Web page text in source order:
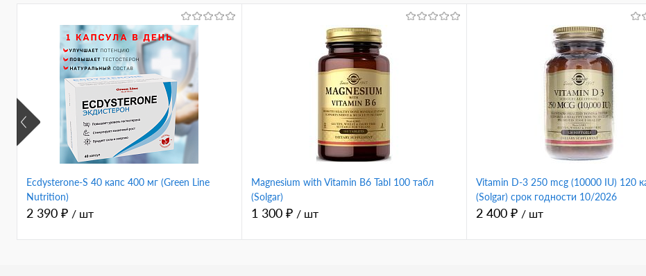
Ecdysterone-S 40 капс 400 мг (Green Line
Nutrition)
2 390 ₽ / шт
Magnesium with Vitamin B6 Tabl 100 табл
(Solgar)
1 300 ₽ / шт
Vitamin D-3 250 mcg (10000 IU) 120
(Solgar) срок годности 10/2026
2 400 ₽ / шт